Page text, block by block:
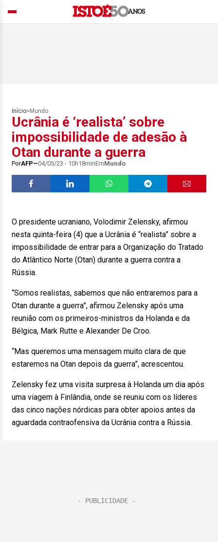
Início> Mundo
Ucrânia é ‘realista’ sobre
impossibilidade de adesão à
Otan durante a guerra
PorAFP 04/05/23 - 10h18minEmMundo
O presidente ucraniano, Volodimir Zelensky, afirmou
nesta quinta-feira (4) que a Ucrânia é “realista” sobre a
impossibilidade de entrar para a Organização do Tratado
do Atlântico Norte (Otan) durante a guerra contra a
Rússia.
“Somos realistas, sabemos que não entraremos para a
Otan durante a guerra”, afirmou Zelensky após uma
reunião com os primeiros-ministros da Holanda e da
Bélgica, Mark Rutte e Alexander De Croo.
“Mas queremos uma mensagem muito clara de que
estaremos na Otan depois da guerra”, acrescentou.
Zelensky fez uma visita surpresa à Holanda um dia após
uma viagem à Finlândia, onde se reuniu com os líderes
das cinco nações nórdicas para obter apoios antes da
aguardada contraofensiva da Ucrânia contra a Rússia.